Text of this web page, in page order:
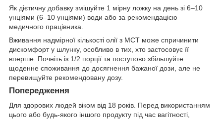
Як дієтичну добавку змішуйте 1 мірну ложку на день зі 6–10
унціями (6–10 унціями) води або за рекомендацією
медичного працівника.
Вживання надмірної кількості олії з МСТ може спричинити
дискомфорт у шлунку, особливо в тих, хто застосовує її
вперше. Почніть із 1/2 порції та поступово збільшуйте
щоденне споживання до досягнення бажаної дози, але не
перевищуйте рекомендовану дозу.
Попередження
Для здорових людей віком від 18 років. Перед використанням
цього або будь-якого іншого продукту під час вагітності,